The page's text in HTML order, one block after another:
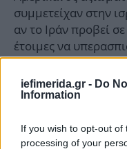
iefimerida.gr - Do
Information
If you wish to opt-out
processing of your
συμμετείχαν στην
αν το Ιράν προβεί
έτοιμες να
πρέπει να είναι το
ανταλλαγής μεταξύ
πρόσθεσε ο
κοινοποιήσαμε